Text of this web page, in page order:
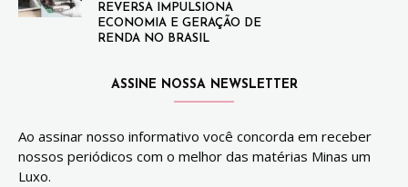
REVERSA IMPULSIONA
ECONOMIA E GERAÇÃO DE
RENDA NO BRASIL
ASSINE NOSSA NEWSLETTER
Ao assinar nosso informativo você concorda em receber
nossos periódicos com o melhor das matérias Minas um
Luxo.